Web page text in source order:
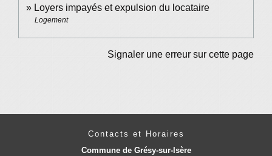
Loyers impayés et expulsion du locataire
Logement
Signaler une erreur sur cette page
Contacts et Horaires
Commune de Grésy-sur-Isère